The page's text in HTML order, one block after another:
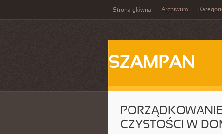
Strona główna Archiwum
SZAMPAN
CZYSTOŚCI W